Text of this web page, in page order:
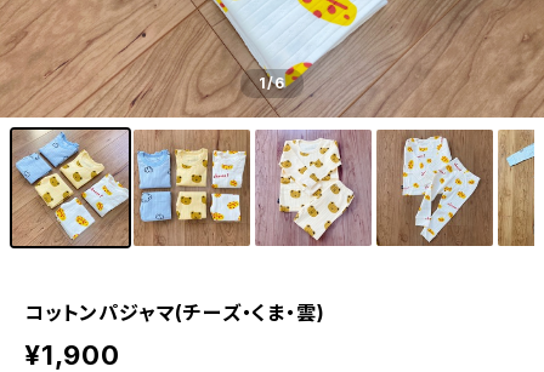
1/6
コットンパジャマ(チーズ・くま・雲)
¥1,900